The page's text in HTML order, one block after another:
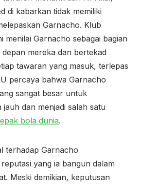
di kabarkan tidak memiliki
Garnacho. Klub
menilai Garnacho sebagai bagian
depan mereka dan bertekad
tawaran yang masuk, terlepas
percaya bahwa Garnacho
sangat besar untuk
dan menjadi salah satu
bola dunia.
terhadap Garnacho
yang ia bangun dalam
Meski demikian, keputusan